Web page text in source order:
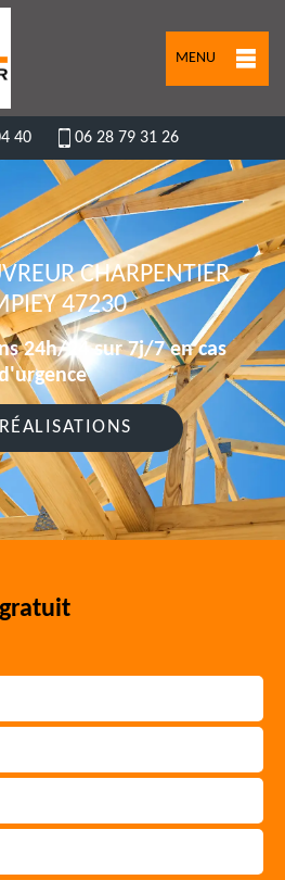
MENU
40 06 28 79 31 26
CHARPENTIER
47230
24h/24 sur 7j/7 en cas